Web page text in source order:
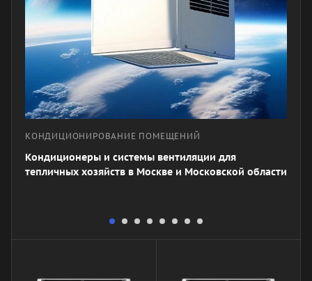
КОНДИЦИОНИРОВАНИЕ ПОМЕЩЕНИЙ
Кондиционеры и системы вентиляции для
тепличных хозяйств в Москве и Московской области